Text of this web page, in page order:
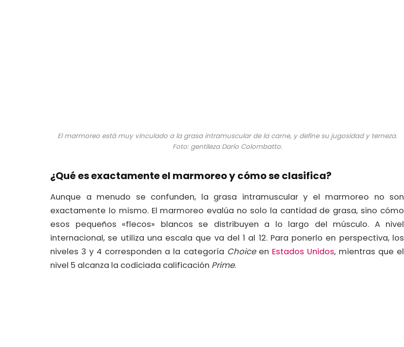
El marmoreo está muy vinculado a la grasa intramuscular de la carne, y define su jugosidad y terneza.
Foto: gentileza Darío Colombatto.
¿Qué es exactamente el marmoreo y cómo se clasifica?
Aunque a menudo se confunden, la grasa intramuscular y el marmoreo no son
exactamente lo mismo. El marmoreo evalúa no solo la cantidad de grasa, sino cómo
esos pequeños «flecos» blancos se distribuyen a lo largo del músculo. A nivel
internacional, se utiliza una escala que va del 1 al 12. Para ponerlo en perspectiva, los
niveles 3 y 4 corresponden a la categoría Choiceen Estados Unidos, mientras que el
nivel 5 alcanza la codiciada calificación Prime.